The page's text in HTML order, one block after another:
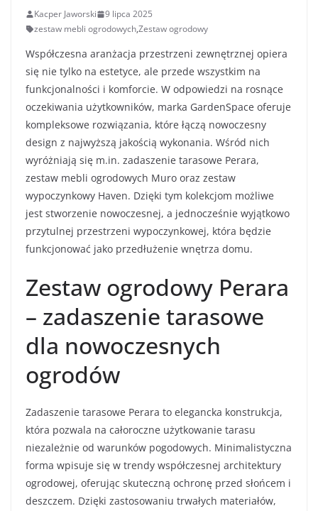
Kacper Jaworski
9 lipca 2025
zestaw mebli ogrodowych,Zestaw ogrodowy
Współczesna aranżacja przestrzeni zewnętrznej opiera
się nie tylko na estetyce, ale przede wszystkim na
funkcjonalności i komforcie. W odpowiedzi na rosnące
oczekiwania użytkowników, marka GardenSpace oferuje
kompleksowe rozwiązania, które łączą nowoczesny
design z najwyższą jakością wykonania. Wśród nich
wyróżniają się m.in. zadaszenie tarasowe Perara,
zestaw mebli ogrodowych Muro oraz zestaw
wypoczynkowy Haven. Dzięki tym kolekcjom możliwe
jest stworzenie nowoczesnej, a jednocześnie wyjątkowo
przytulnej przestrzeni wypoczynkowej, która będzie
funkcjonować jako przedłużenie wnętrza domu.
Zestaw ogrodowy Perara
– zadaszenie tarasowe
dla nowoczesnych
ogrodów
Zadaszenie tarasowe Perara to elegancka konstrukcja,
która pozwala na całoroczne użytkowanie tarasu
niezależnie od warunków pogodowych. Minimalistyczna
forma wpisuje się w trendy współczesnej architektury
ogrodowej, oferując skuteczną ochronę przed słońcem i
deszczem. Dzięki zastosowaniu trwałych materiałów,